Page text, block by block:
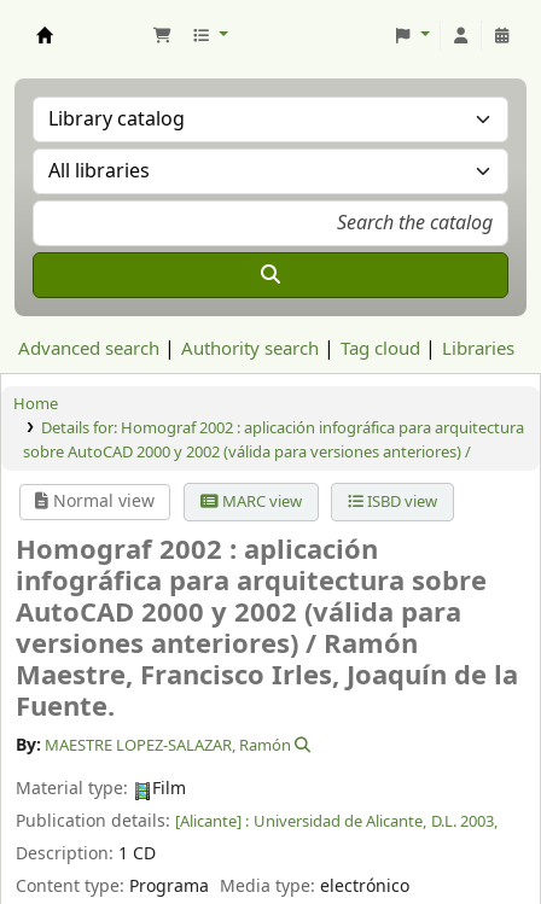
Advanced search Authority search Tag cloud Libraries
Home
Details for: Homograf 2002 : aplicación infográfica para arquitectura
sobre AutoCAD 2000 y 2002 (válida para versiones anteriores) /
Normal view MARC view ISBD view
Homograf 2002 : aplicación
infográfica para arquitectura sobre
AutoCAD 2000 y 2002 (válida para
versiones anteriores) / Ramón
Maestre, Francisco Irles, Joaquín de la
Fuente.
By: MAESTRE LOPEZ-SALAZAR, Ramón
Material type:
Film
Publication details: [Alicante] : Universidad de Alicante, D.L. 2003,
Description: 1 CD
Content type: Programa Media type:electrónico